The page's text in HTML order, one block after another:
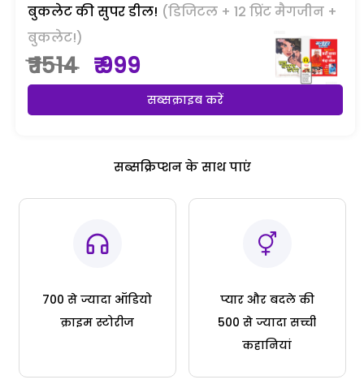
बुकलेट की सुपर डील! (डिजिटल + 12 प्रिंट मैगजीन +
बुकलेट!)
₹ 1514 ₹ 999
सब्सक्राइब करें
सब्सक्रिप्शन के साथ पाएं
700 से ज्यादा ऑडियो
क्राइम स्टोरीज
प्यार और बदले की
500 से ज्यादा सच्ची
कहानियां